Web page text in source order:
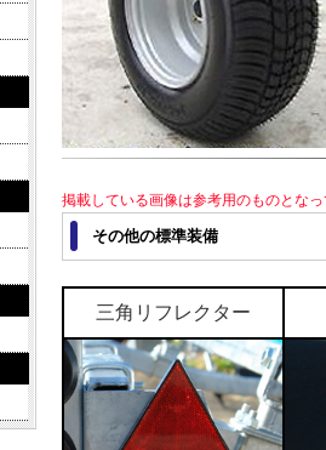
掲載している画像は参考用のものとな
その他の標準装備
三角リフレクター